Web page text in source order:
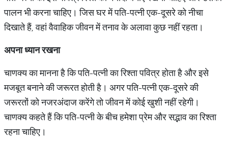
पालन भी करना चाहिए। जिस घर में पति-पत्नी एक-दूसरे को नीचा
दिखाते हैं, वहां वैवाहिक जीवन में तनाव के अलावा कुछ नहीं रहता।
अपनाध्यानरखना
चाणक्य का मानना है कि पति-पत्नी का रिश्ता पवित्र होता है और इसे
मजबूत बनाने की जरूरत होती है। अगर पति-पत्नी एक-दूसरे की
जरूरतों को नजरअंदाज करेंगे तो जीवन में कोई खुशी नहीं रहेगी।
चाणक्य कहते हैं कि पति-पत्नी के बीच हमेशा प्रेम और सद्भाव का रिश्ता
रहना चाहिए।